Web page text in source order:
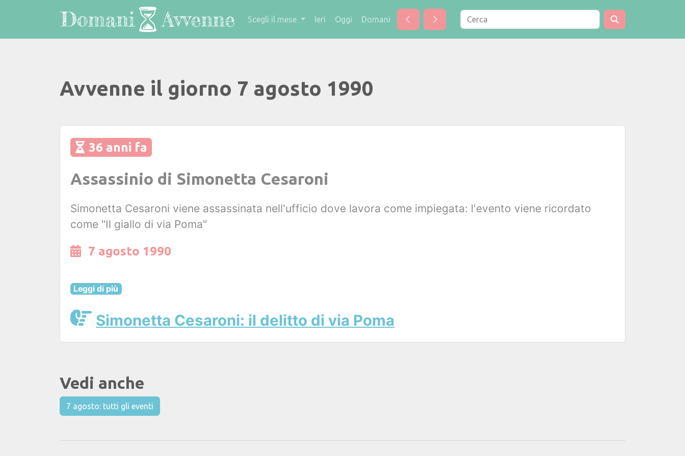
Scegli il mese Ieri Oggi Domani
Avvenne il giorno 7 agosto 1990
36 anni fa
Assassinio di Simonetta Cesaroni
Simonetta Cesaroni viene assassinata nell'ufficio dove lavora come impiegata: l'evento viene ricordato
come "Il giallo di via Poma"
7 agosto 1990
Leggi di più
Simonetta Cesaroni: il delitto di via Poma
Vedi anche
7 agosto: tutti gli eventi